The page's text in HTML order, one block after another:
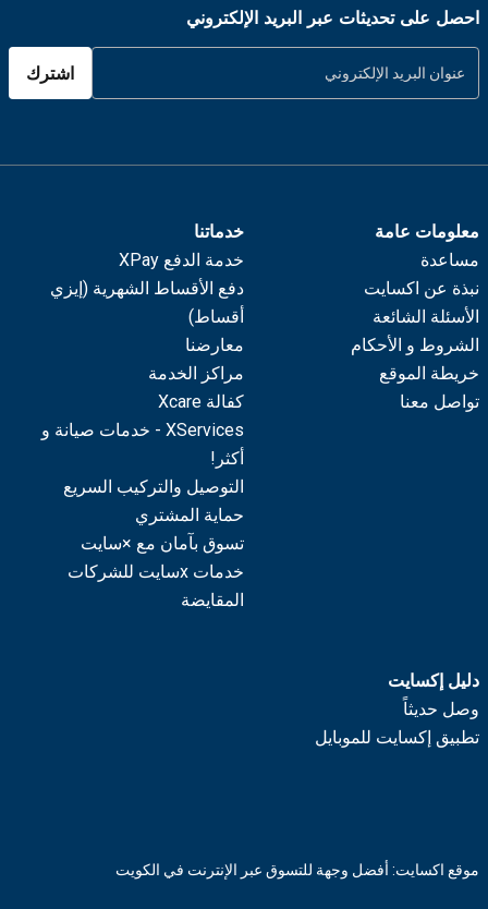
احصل على تحديثات عبر البريد الإلكتروني
اشترك
معلومات عامة
مساعدة
نبذة عن اكسايت
الأسئلة الشائعة
الشروط و الأحكام
خريطة الموقع
تواصل معنا
خدماتنا
خدمة الدفع XPay
دفع الأقساط الشهرية (إيزي
أقساط)
معارضنا
مراكز الخدمة
كفالة Xcare
XServices - خدمات صيانة و
أكثر!
التوصيل والتركيب السريع
حماية المشتري
تسوق بآمان مع ×سايت
خدمات xسايت للشركات
المقايضة
دليل إكسايت
وصل حديثاً
تطبيق إكسايت للموبايل
موقع اكسايت: أفضل وجهة للتسوق عبر الإنترنت في الكويت